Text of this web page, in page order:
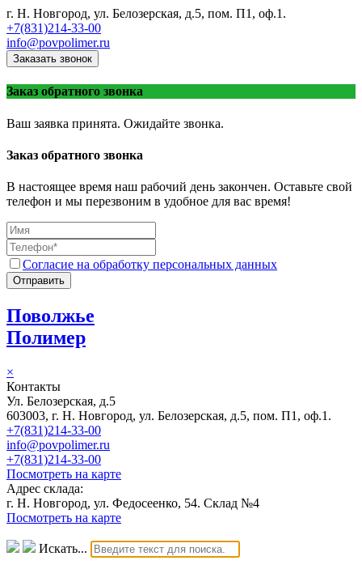
г. Н. Новгород, ул. Белозерская, д.5, пом. П1, оф.1.
+7(831)214-33-00
info@povpolimer.ru
Заказать звонок
Заказ обратного звонка
Ваш заявка принята. Ожидайте звонка.
Заказ обратного звонка
В настоящее время наш рабочий день закончен. Оставьте свой
телефон и мы перезвоним в удобное для вас время!
Согласие на обработку персональных данных
Отправить
Поволжье
Полимер
×
Контакты
Ул. Белозерская, д.5
603003, г. Н. Новгород, ул. Белозерская, д.5, пом. П1, оф.1.
+7(831)214-33-00
info@povpolimer.ru
+7(831)214-33-00
Посмотреть на карте
Адрес склада:
г. Н. Новгород, ул. Федосеенко, 54. Склад №4
Посмотреть на карте
Искать...